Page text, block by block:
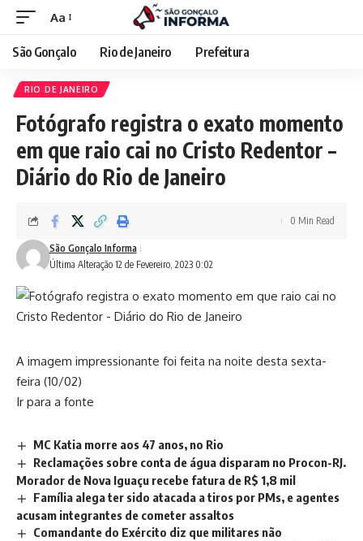
Aa
São Gonçalo Rio de Janeiro Prefeitura
RIO DE JANEIRO
Fotógrafo registra o exato momento
em que raio cai no Cristo Redentor –
Diário do Rio de Janeiro
Última Alteração 12 de Fevereiro, 2023 0:02
São Gonçalo Informa
0 Min Read
A imagem impressionante foi feita na noite desta sexta-
feira (10/02)
Ir para a fonte
MC Katia morre aos 47 anos, no Rio
Reclamações sobre conta de água disparam no Procon-RJ.
Morador de Nova Iguaçu recebe fatura de R$ 1,8 mil
Família alega ter sido atacada a tiros por PMs, e agentes
acusam integrantes de cometer assaltos
Comandante do Exército diz que militares não